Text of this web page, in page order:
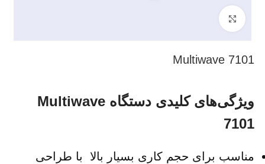
بزرگنمایی تصویر
Multiwave 7101
ویژگی‌های کلیدی دستگاه Multiwave
7101
مناسب برای حجم کاری بسیار بالا با طراحی